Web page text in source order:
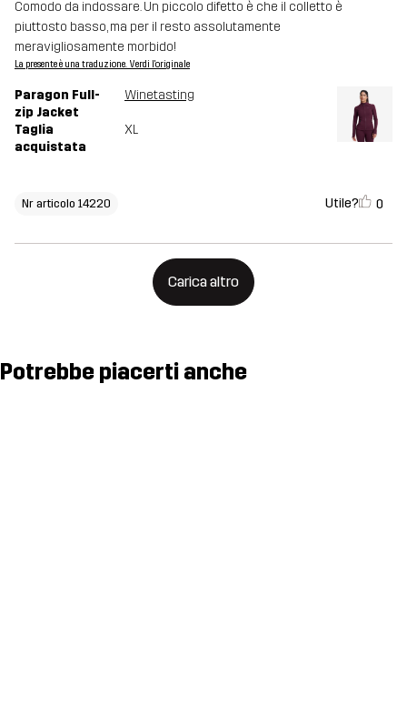
Comodo da indossare. Un piccolo difetto è che il colletto è
piuttosto basso, ma per il resto assolutamente
meravigliosamente morbido!
La presente è una traduzione. Verdi l'originale
Paragon Full-
zip Jacket
Winetasting
Taglia
acquistata
XL
Nr articolo 14220 Utile? 0
Carica altro
Potrebbe piacerti anche